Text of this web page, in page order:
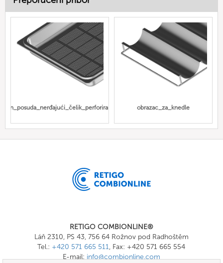
Gn_posuda_nerđajući_čelik_perforirana obrazac_za_knedle
RETIGO COMBIONLINE®
Láň 2310, PS 43, 756 64 Rožnov pod Radhoštěm
Tel.: +420 571 665 511, Fax: +420 571 665 554
E-mail: info@combionline.com